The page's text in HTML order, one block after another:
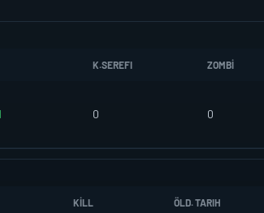
K.SEREFI ZOMBI
0 0
KILL ÖLD. TARIH